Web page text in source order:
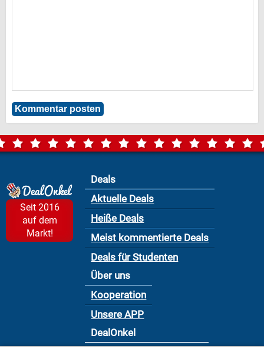
Seit 2016
auf dem
Markt!
Deals
Aktuelle Deals
Heiße Deals
Meist kommentierte Deals
Deals für Studenten
Über uns
Kooperation
Unsere APP
DealOnkel